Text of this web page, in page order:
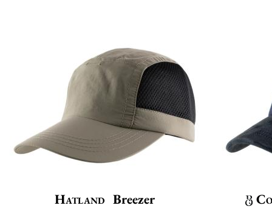
Hatland Breezer